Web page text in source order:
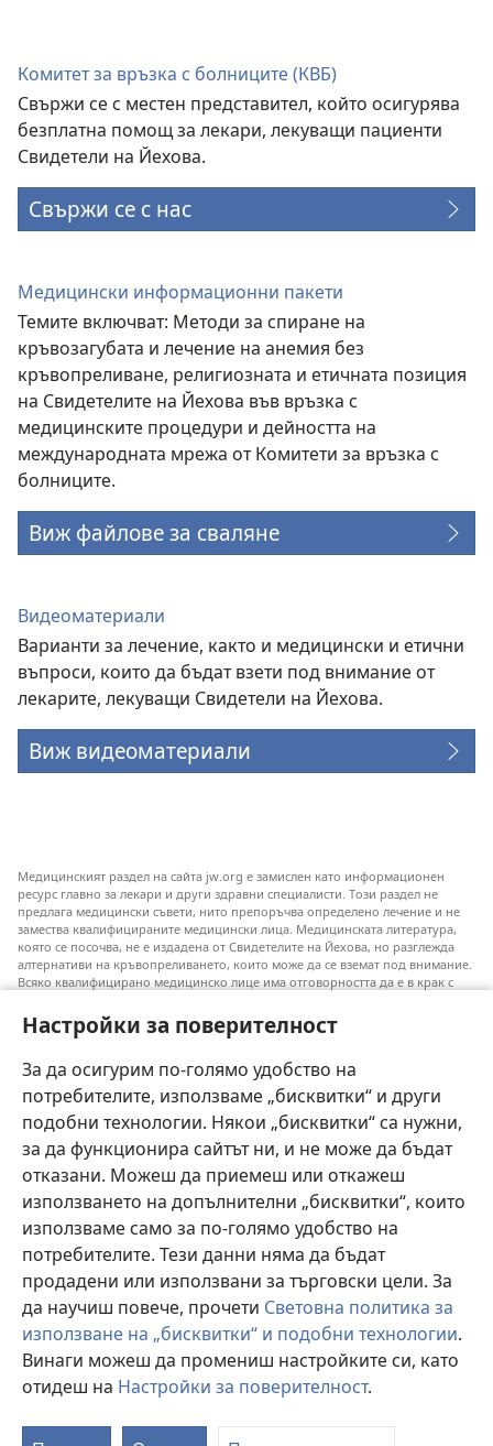
Настройки за поверителност
За да осигурим по-голямо удобство на
потребителите, използваме „бисквитки“ и други
подобни технологии. Някои „бисквитки“ са нужни,
за да функционира сайтът ни, и не може да бъдат
отказани. Можеш да приемеш или откажеш
използването на допълнителни „бисквитки“, които
използваме само за по-голямо удобство на
потребителите. Тези данни няма да бъдат
продадени или използвани за търговски цели. За
да научиш повече, прочети Световна политика за
използване на „бисквитки“ и подобни технологии.
Винаги можеш да промениш настройките си, като
отидеш на Настройки за поверителност.
Комитет за връзка с болниците (КВБ)
Свържи се с местен представител, който осигурява
безплатна помощ за лекари, лекуващи пациенти
Свидетели на Йехова.
Свържи се с нас
Медицински информационни пакети
Темите включват: Методи за спиране на
кръвозагубата и лечение на анемия без
кръвопреливане, религиозната и етичната позиция
на Свидетелите на Йехова във връзка с
медицинските процедури и дейността на
международната мрежа от Комитети за връзка с
болниците.
Виж файлове за сваляне
Видеоматериали
Варианти за лечение, както и медицински и етични
въпроси, които да бъдат взети под внимание от
лекарите, лекуващи Свидетели на Йехова.
Виж видеоматериали
Медицинският раздел на сайта jw.org е замислен като информационен
ресурс главно за лекари и други здравни специалисти. Този раздел не
предлага медицински съвети, нито препоръчва определено лечение и не
замества квалифицираните медицински лица. Медицинската литература,
която се посочва, не е издадена от Свидетелите на Йехова, но разглежда
алтернативи на кръвопреливането, които може да се вземат под внимание.
Всяко квалифицирано медицинско лице има отговорността да е в крак с
помага на пациентите си да направят избор съобразно техните
заболявания, желания, ценности и вярвания. Не всички посочени практики
Към пациентите: Винаги се допитвайте до своя лекар или до друго
квалифицирано медицинско лице във връзка със заболяване или избор на
лечение. Говори с лекар, ако смяташ, че си болен.
Използването на този уебсайт е обвързано сусловията му за ползване.
Тема
Copyright© 2026 Watch Tower Bible and Tract Society of Pennsylvania.
УСЛОВИЯ ЗА ПОЛЗВАНЕ|ПОЛИТИКА ЗА ПОВЕРИТЕЛНОСТ
НАСТРОЙКИ ЗА ПОВЕРИТЕЛНОСТ